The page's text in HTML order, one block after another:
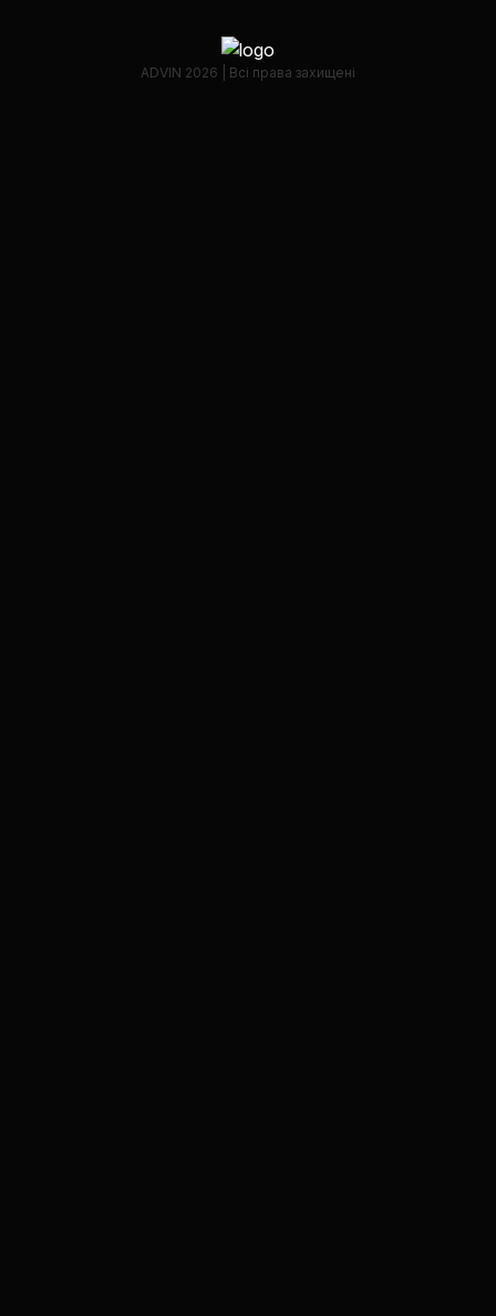
ADVIN 2026 | Всі права захищені